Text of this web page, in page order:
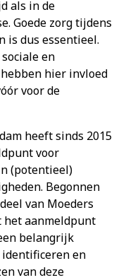
als in de
Goede zorg tijdens
is dus essentieel.
en
hier invloed
voor de
heeft sinds 2015
voor
(potentieel)
Begonnen
van Moeders
het aanmeldpunt
belangrijk
en
van deze